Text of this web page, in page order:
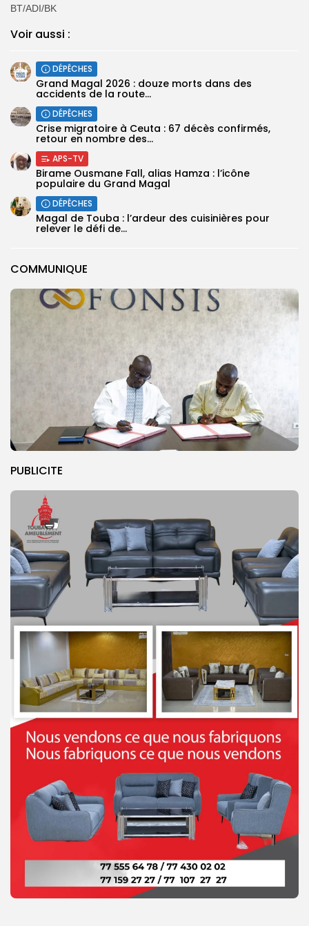
COMMUNIQUE
PUBLICITE
BT/ADI/BK
Voir aussi :
DÉPÊCHES
Grand Magal 2026 : douze morts dans des
accidents de la route...
DÉPÊCHES
Crise migratoire à Ceuta : 67 décès confirmés,
retour en nombre des...
APS-TV
Birame Ousmane Fall, alias Hamza : l’icône
populaire du Grand Magal
DÉPÊCHES
Magal de Touba : l’ardeur des cuisinières pour
relever le défi de...